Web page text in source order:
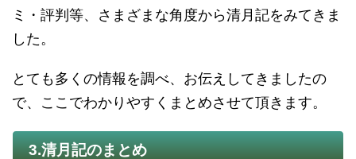
ミ・評判等、さまざまな角度から清月記をみてきま
した。
とても多くの情報を調べ、お伝えしてきましたの
で、ここでわかりやすくまとめさせて頂きます。
3.清月記のまとめ